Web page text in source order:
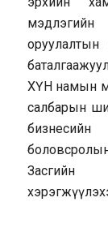
мэдлэгийн
оруулалтын
ХҮН намын
салбарын
Засгийн